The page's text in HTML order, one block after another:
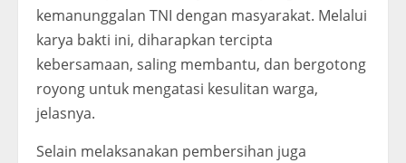
kemanunggalan TNI dengan masyarakat. Melalui
karya bakti ini, diharapkan tercipta
kebersamaan, saling membantu, dan bergotong
royong untuk mengatasi kesulitan warga,
jelasnya.
Selain melaksanakan pembersihan juga